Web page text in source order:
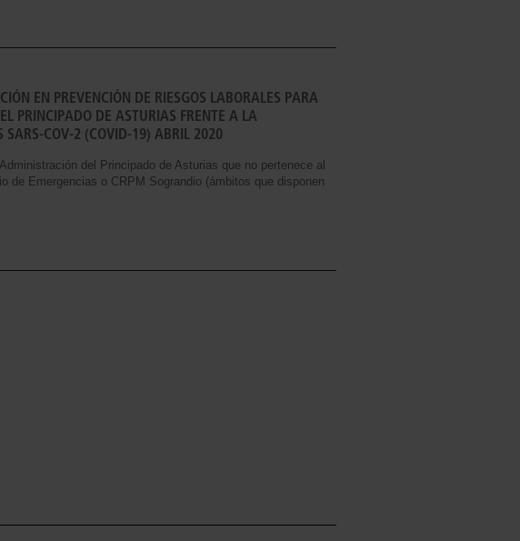
EN PREVENCIÓN DE RIESGOS LABORALES PARA
PRINCIPADO DE ASTURIAS FRENTE A LA
SARS-COV-2 (COVID-19) ABRIL 2020
del Principado de Asturias que no pertenece al
de Emergencias o CRPM Sograndio (ámbitos que disponen